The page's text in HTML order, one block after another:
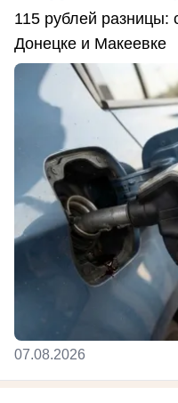
115 рублей разницы:
Донецке и Макеевке
07.08.2026